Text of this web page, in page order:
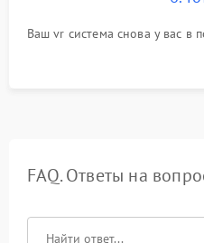
Ваш vr система снова у вас в
FAQ. Ответы на